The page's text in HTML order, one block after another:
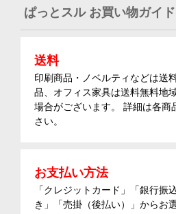
ぱっとスル お買い物ガイド
送料
印刷商品・ノベルティなどは送
品、オフィス家具は送料無料地
場合がございます。 詳細は各商
さい。
お支払い方法
「クレジットカード」「銀行振
き」「売掛（後払い）」からお